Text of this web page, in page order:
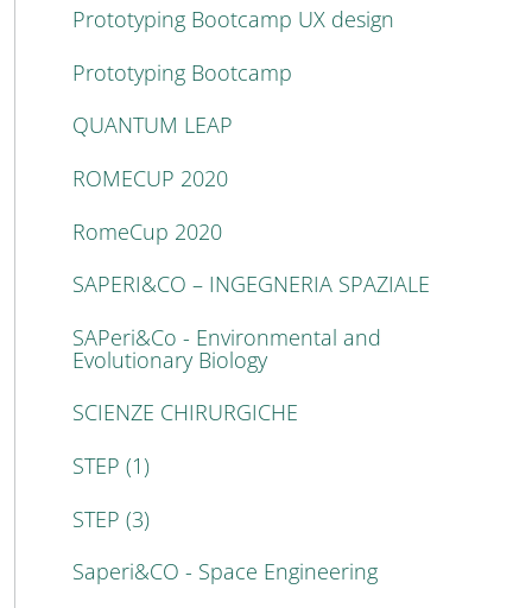
Prototyping Bootcamp UX design
Prototyping Bootcamp
QUANTUM LEAP
ROMECUP 2020
RomeCup 2020
SAPERI&CO – INGEGNERIA SPAZIALE
SAPeri&Co - Environmental and
Evolutionary Biology
SCIENZE CHIRURGICHE
STEP (1)
STEP (3)
Saperi&CO - Space Engineering